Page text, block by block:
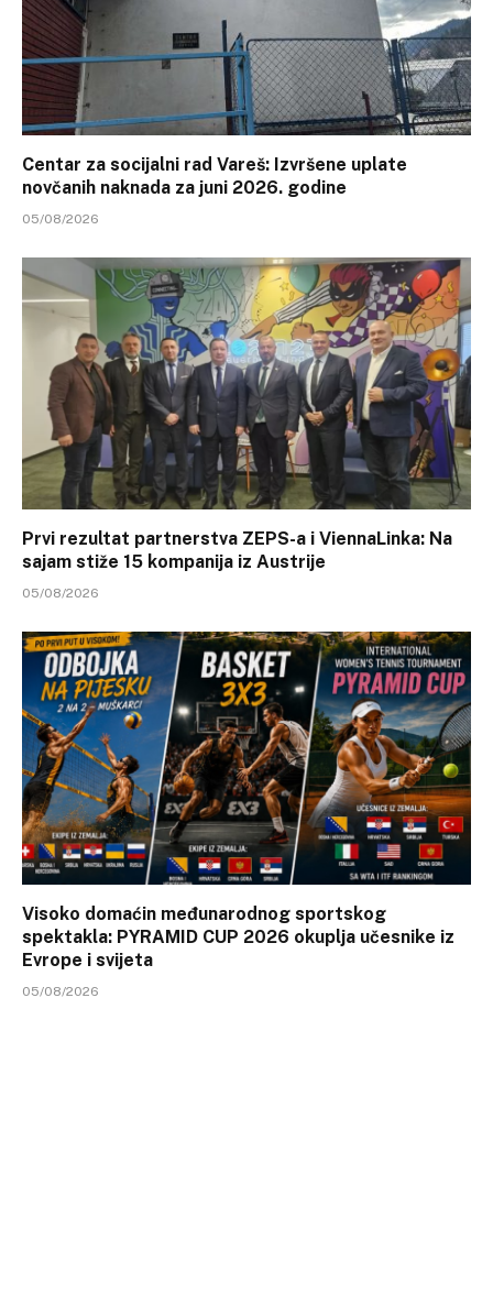
Centar za socijalni rad Vareš: Izvršene uplate
novčanih naknada za juni 2026. godine
05/08/2026
Prvi rezultat partnerstva ZEPS-a i ViennaLinka: Na
sajam stiže 15 kompanija iz Austrije
05/08/2026
Visoko domaćin međunarodnog sportskog
spektakla: PYRAMID CUP 2026 okuplja učesnike iz
Evrope i svijeta
05/08/2026